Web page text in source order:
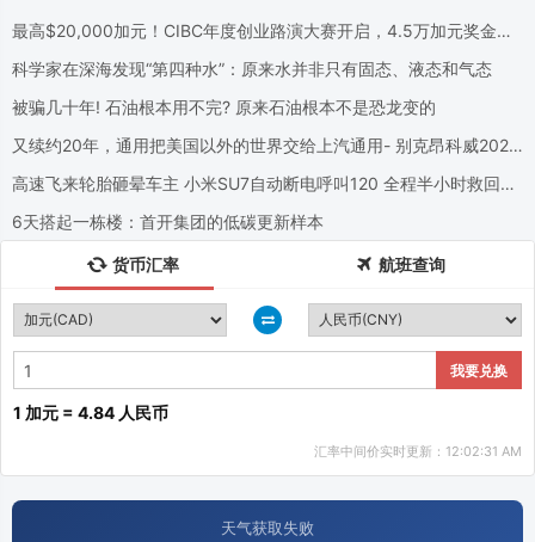
最高$20,000加元！CIBC年度创业路演大赛开启，4.5万加元奖金池
科学家在深海发现“第四种水”：原来水并非只有固态、液态和气态
被骗几十年! 石油根本用不完? 原来石油根本不是恐龙变的
又续约20年，通用把美国以外的世界交给上汽通用- 别克昂科威2026
高速飞来轮胎砸晕车主 小米SU7自动断电呼叫120 全程半小时救回一
6天搭起一栋楼：首开集团的低碳更新样本
货币汇率 航班查询
我要兑换
1 加元 = 4.84 人民币
汇率中间价实时更新：12:02:31 AM
天气获取失败